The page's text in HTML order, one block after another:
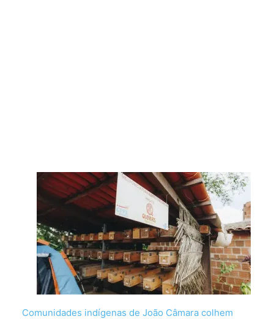
Comunidades indígenas de João Câmara colhem